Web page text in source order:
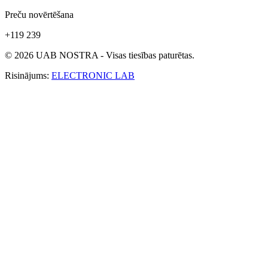
Preču novērtēšana
+119 239
© 2026 UAB NOSTRA - Visas tiesības paturētas.
Risinājums: ELECTRONIC LAB